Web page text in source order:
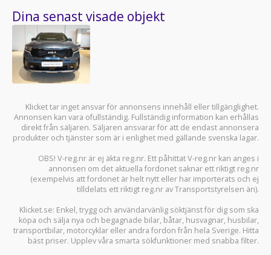
Dina senast visade objekt
Klicket tar inget ansvar för annonsens innehåll eller tillgänglighet.
Annonsen kan vara ofullständig. Fullständig information kan erhållas
direkt från säljaren. Säljaren ansvarar för att de endast annonsera
produkter och tjänster som är i enlighet med gällande svenska lagar.
OBS! V-reg.nr är ej äkta reg.nr. Ett påhittat V-reg.nr kan anges i
annonsen om det aktuella fordonet saknar ett riktigt reg.nr
(exempelvis att fordonet är helt nytt eller har importerats och ej
tilldelats ett riktigt reg.nr av Transportstyrelsen än).
Klicket.se: Enkel, trygg och användarvänlig söktjänst för dig som ska
köpa och sälja nya och begagnade bilar, båtar, husvagnar, husbilar,
transportbilar, motorcyklar eller andra fordon från hela Sverige. Hitta
bäst priser. Upplev våra smarta sökfunktioner med snabba filter.